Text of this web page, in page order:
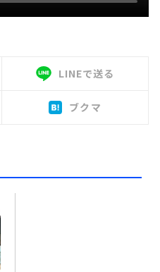
LINEで送る
ブクマ